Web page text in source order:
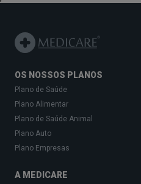
OS NOSSOS PLANOS
Plano de Saúde
Plano Alimentar
Plano de Saúde Animal
Plano Auto
Plano Empresas
A MEDICARE